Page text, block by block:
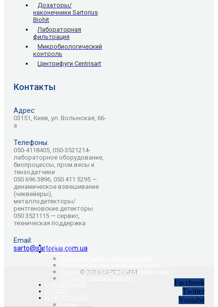
Дозаторы/
наконечники Sartorius
Biohit
Лабораторная
фильтрация
Микробиологический
контроль
Центрифуги Centrisart
Контакты
Адрес:
03151, Киев, ул. Волынская, 66-
а
Телефоны:
050-4118405, 050-3521214-
лабораторное оборудование,
биопроцессы, пром.весы и
тензодатчики
050 696 3896, 050 411 5295 —
динамическое взвешивание
(чеквейеры),
металлодетекторы/
рентгеновские детекторы
050 3521115 — сервис,
техническая поддержка
Email:
sarto@sartorius.com.ua
© 2026 САРТОКАРАТ
Facebook
Twitter
Youtube
ГЛАВНАЯ
КАТАЛОГ
Промышленное оборудование Minebea Intec